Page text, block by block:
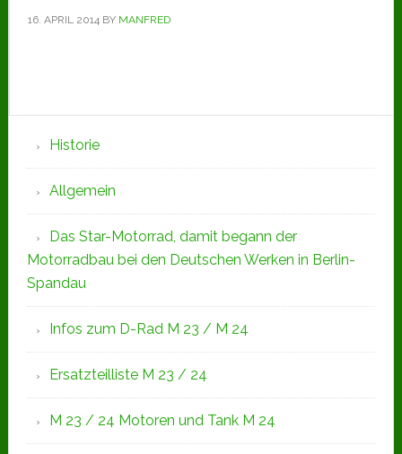
16. APRIL 2014BY MANFRED
Seitenspalte
Historie
Allgemein
Das Star-Motorrad, damit begann der
Motorradbau bei den Deutschen Werken in Berlin-
Spandau
Infos zum D-Rad M 23 / M 24
Ersatzteilliste M 23 / 24
M 23 / 24 Motoren und Tank M 24